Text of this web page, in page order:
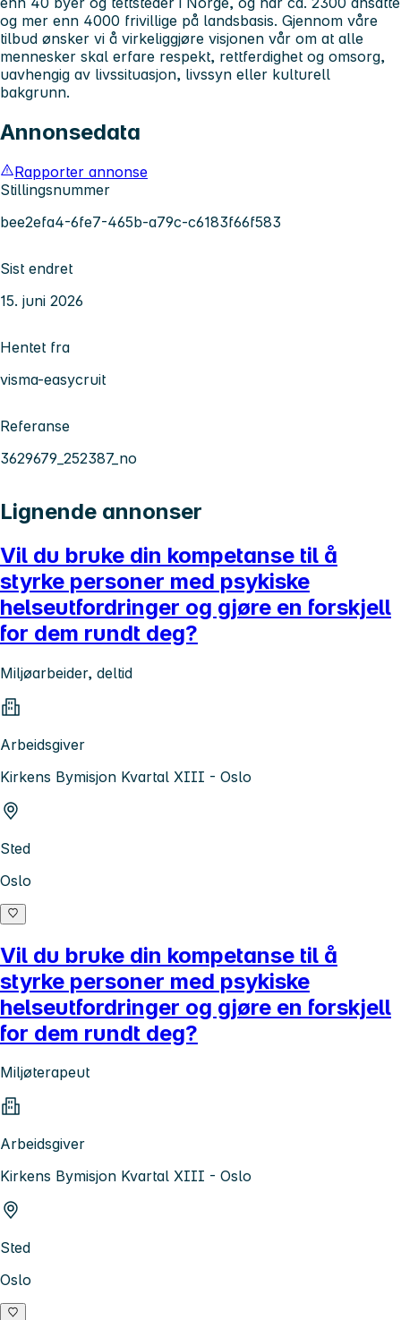
og mer enn 4000 frivillige på landsbasis. Gjennom våre
tilbud ønsker vi å virkeliggjøre visjonen vår om at alle
mennesker skal erfare respekt, rettferdighet og omsorg,
uavhengig av livssituasjon, livssyn eller kulturell
bakgrunn.
Annonsedata
Rapporter annonse
Stillingsnummer
bee2efa4-6fe7-465b-a79c-c6183f66f583
Sist endret
15. juni 2026
Hentet fra
visma-easycruit
Referanse
3629679_252387_no
Lignende annonser
Vil du bruke din kompetanse til å
styrke personer med psykiske
helseutfordringer og gjøre en forskjell
for dem rundt deg?
Miljøarbeider, deltid
Arbeidsgiver
Kirkens Bymisjon Kvartal XIII - Oslo
Sted
Oslo
Vil du bruke din kompetanse til å
styrke personer med psykiske
helseutfordringer og gjøre en forskjell
for dem rundt deg?
Miljøterapeut
Arbeidsgiver
Kirkens Bymisjon Kvartal XIII - Oslo
Sted
Oslo